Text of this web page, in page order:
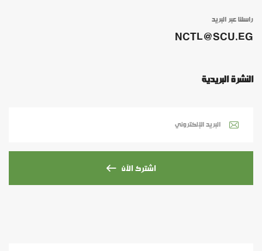
راسلنا عبر البريد
NCTL@SCU.EG
النشرة البريدية
اشترك الآن